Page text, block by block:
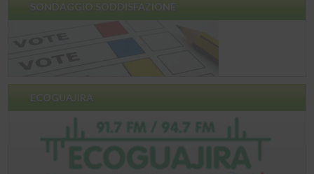
SONDAGGIO SODDISFAZIONE
ECOGUAJIRA